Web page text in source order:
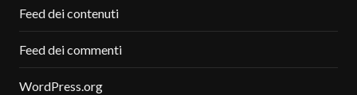
Feed dei contenuti
Feed dei commenti
WordPress.org